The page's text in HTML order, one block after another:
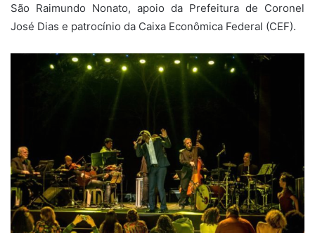
São Raimundo Nonato, apoio da Prefeitura de Coronel
José Dias e patrocínio da Caixa Econômica Federal (CEF).